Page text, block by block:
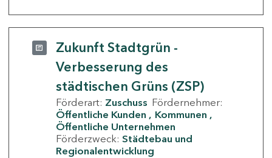
Zukunft Stadtgrün -
Verbesserung des
städtischen Grüns (ZSP)
Förderart: Zuschuss Fördernehmer:
Öffentliche Kunden
Kommunen
Öffentliche Unternehmen
Förderzweck: Städtebau und
Regionalentwicklung